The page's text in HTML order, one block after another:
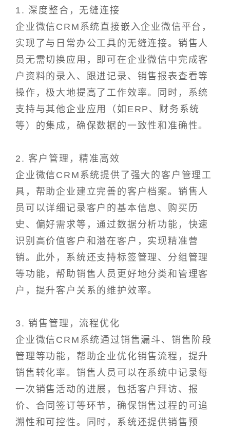
1. 深度整合，无缝连接
企业微信CRM系统直接嵌入企业微信平台，
实现了与日常办公工具的无缝连接。销售人
员无需切换应用，即可在企业微信中完成客
户资料的录入、跟进记录、销售报表查看等
操作，极大地提高了工作效率。同时，系统
支持与其他企业应用（如ERP、财务系统
等）的集成，确保数据的一致性和准确性。
2. 客户管理，精准高效
企业微信CRM系统提供了强大的客户管理工
具，帮助企业建立完善的客户档案。销售人
员可以详细记录客户的基本信息、购买历
史、偏好需求等，通过数据分析功能，快速
识别高价值客户和潜在客户，实现精准营
销。此外，系统还支持标签管理、分组管理
等功能，帮助销售人员更好地分类和管理客
户，提升客户关系的维护效率。
3. 销售管理，流程优化
企业微信CRM系统通过销售漏斗、销售阶段
管理等功能，帮助企业优化销售流程，提升
销售转化率。销售人员可以在系统中记录每
一次销售活动的进展，包括客户拜访、报
价、合同签订等环节，确保销售过程的可追
溯性和可控性。同时，系统还提供销售预